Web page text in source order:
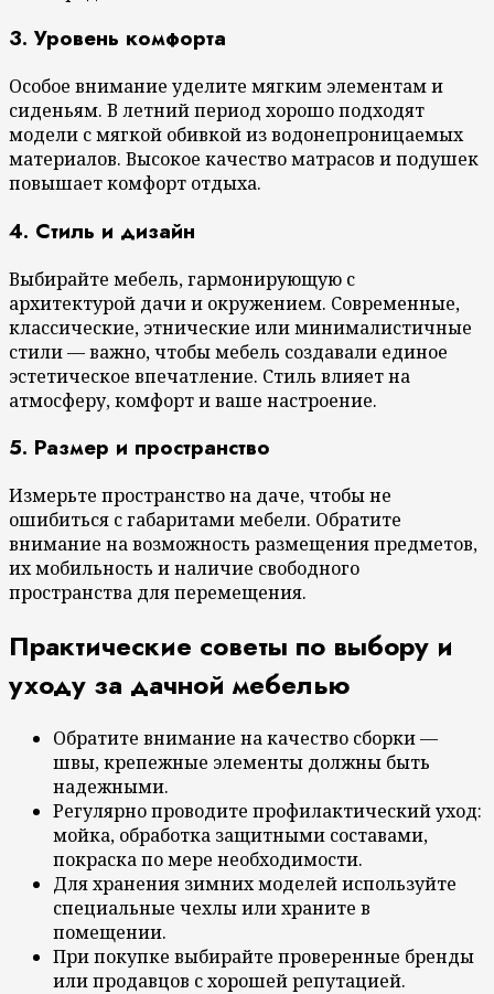
3. Уровень комфорта
Особое внимание уделите мягким элементам и
сиденьям. В летний период хорошо подходят
модели с мягкой обивкой из водонепроницаемых
материалов. Высокое качество матрасов и подушек
повышает комфорт отдыха.
4. Стиль и дизайн
Выбирайте мебель, гармонирующую с
архитектурой дачи и окружением. Современные,
классические, этнические или минималистичные
стили — важно, чтобы мебель создавали единое
эстетическое впечатление. Стиль влияет на
атмосферу, комфорт и ваше настроение.
5. Размер и пространство
Измерьте пространство на даче, чтобы не
ошибиться с габаритами мебели. Обратите
внимание на возможность размещения предметов,
их мобильность и наличие свободного
пространства для перемещения.
Практические советы по выбору и
уходу за дачной мебелью
Обратите внимание на качество сборки —
швы, крепежные элементы должны быть
надежными.
Регулярно проводите профилактический уход:
мойка, обработка защитными составами,
покраска по мере необходимости.
Для хранения зимних моделей используйте
специальные чехлы или храните в
помещении.
При покупке выбирайте проверенные бренды
или продавцов с хорошей репутацией.